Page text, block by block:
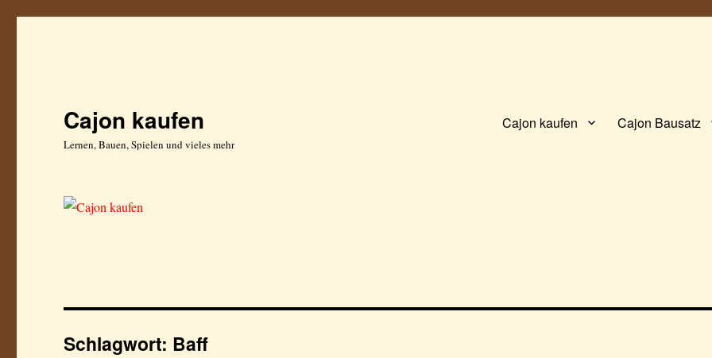
Cajon kaufen
Lernen, Bauen, Spielen und vieles mehr
Cajon kaufen Cajon Bausatz
Schlagwort: Baff